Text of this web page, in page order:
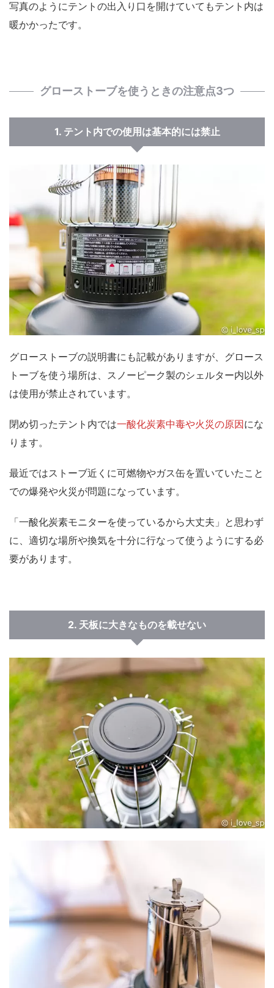
写真のようにテントの出入り口を開けていてもテント内は
暖かかったです。
グローストーブを使うときの注意点3つ
1. テント内での使用は基本的には禁止
グローストーブの説明書にも記載がありますが、グロース
トーブを使う場所は、 スノーピーク製のシェルター内以外
は使用が禁止されています。
閉め切ったテント内では一酸化炭素中毒や火災の原因にな
ります。
最近ではストーブ近くに可燃物やガス缶を置いていたこと
での爆発や火災が問題になっています。
「一酸化炭素モニターを使っているから大丈夫」と思わず
に、適切な場所や換気を十分に行なって使うようにする必
要があります。
2. 天板に大きなものを載せない